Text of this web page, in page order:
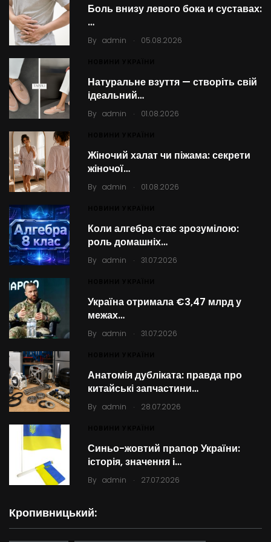
Боль внизу левого бока и суставах:
…
By admin . 05.08.2026
Натуральне взуття — створіть свій
ідеальний…
By admin . 01.08.2026
Жіночий халат чи піжама: секрети
жіночої…
By admin . 01.08.2026
Коли алгебра стає зрозумілою:
роль домашніх…
By admin . 31.07.2026
Україна отримала €3,47 млрд у
межах…
By admin . 31.07.2026
Анатомія дубліката: правда про
китайські запчастини…
By admin . 28.07.2026
Синьо-жовтий прапор України:
історія, значення і…
By admin . 27.07.2026
Кропивницький: